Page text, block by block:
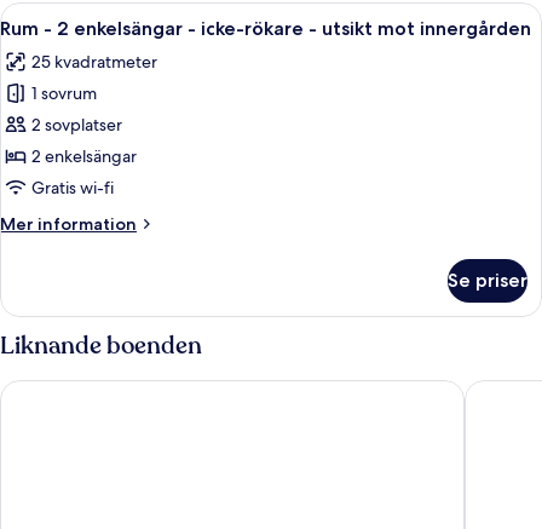
enkelsängar
icke-
rökare
Öppna
alla
foton
för
Rum
-
2
-
utsikt
mot
innergården
Ett hotellrum med en säng, en
8
Rum - 2 enkelsängar - icke-rökare - utsikt mot innergården
25 kvadratmeter
1 sovrum
2 sovplatser
2 enkelsängar
Gratis wi-fi
Mer information
Mer
-
2
enkelsängar
icke-
Se priser
Liknande boenden
Novotel Muenchen City Munich